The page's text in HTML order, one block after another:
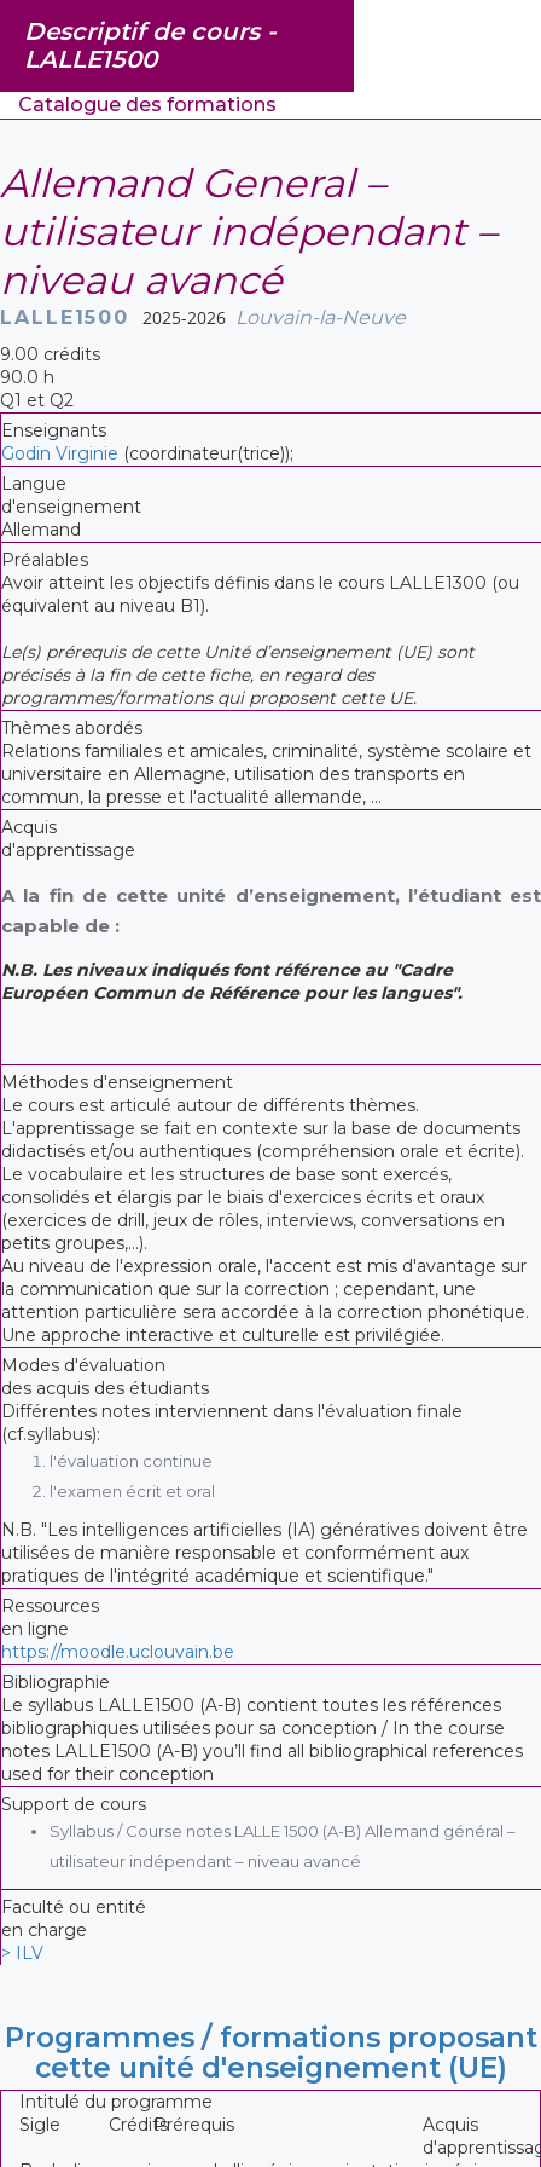
Descriptif de cours -
LALLE1500
Catalogue des formations
Allemand General –
utilisateur indépendant –
niveau avancé
LALLE1500 2025-2026 Louvain-la-Neuve
9.00 crédits
90.0 h
Q1 et Q2
Enseignants
Godin Virginie (coordinateur(trice));
Langue
d'enseignement
Allemand
Préalables
Avoir atteint les objectifs définis dans le cours LALLE1300 (ou
équivalent au niveau B1).
Le(s) prérequis de cette Unité d’enseignement (UE) sont
précisés à la fin de cette fiche, en regard des
programmes/formations qui proposent cette UE.
Thèmes abordés
Relations familiales et amicales, criminalité, système scolaire et
universitaire en Allemagne, utilisation des transports en
commun, la presse et l'actualité allemande, ...
Acquis
d'apprentissage
A la fin de cette unité d’enseignement, l’étudiant est
capable de :
N.B. Les niveaux indiqués font référence au "Cadre
Européen Commun de Référence pour les langues".
Méthodes d'enseignement
Le cours est articulé autour de différents thèmes.
L'apprentissage se fait en contexte sur la base de documents
didactisés et/ou authentiques (compréhension orale et écrite).
Le vocabulaire et les structures de base sont exercés,
consolidés et élargis par le biais d'exercices écrits et oraux
(exercices de drill, jeux de rôles, interviews, conversations en
petits groupes,...).
Au niveau de l'expression orale, l'accent est mis d'avantage sur
la communication que sur la correction ; cependant, une
attention particulière sera accordée à la correction phonétique.
Une approche interactive et culturelle est privilégiée.
Modes d'évaluation
des acquis des étudiants
Différentes notes interviennent dans l'évaluation finale
(cf.syllabus):
l'évaluation continue
l'examen écrit et oral
N.B. "Les intelligences artificielles (IA) génératives doivent être
utilisées de manière responsable et conformément aux
pratiques de l'intégrité académique et scientifique."
Ressources
en ligne
https://moodle.uclouvain.be
Bibliographie
Le syllabus LALLE1500 (A-B) contient toutes les références
bibliographiques utilisées pour sa conception / In the course
notes LALLE1500 (A-B) you’ll find all bibliographical references
used for their conception
Support de cours
Syllabus / Course notes LALLE 1500 (A-B) Allemand général –
utilisateur indépendant – niveau avancé
Faculté ou entité
en charge
> ILV
Programmes / formations proposant
cette unité d'enseignement (UE)
Intitulé du programme
Sigle
CréditsPrérequis
Acquis